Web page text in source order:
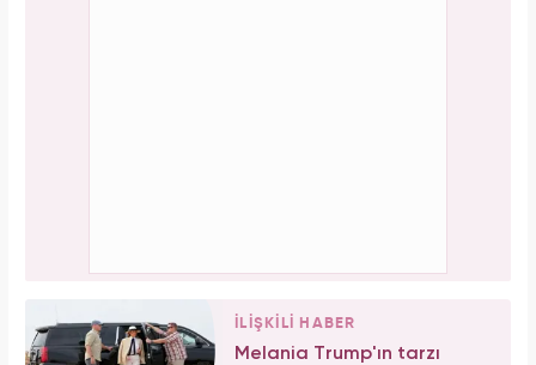
İLİŞKİLİ HABER
Melania Trump'ın tarzı